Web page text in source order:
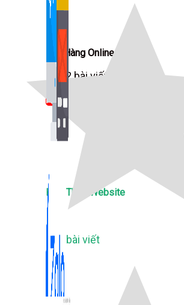
Bán Hàng Online
2,632 bài viết
New
Kiến Thức Website
309 bài viết